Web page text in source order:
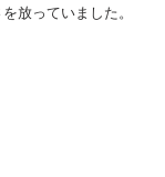
放っていました。